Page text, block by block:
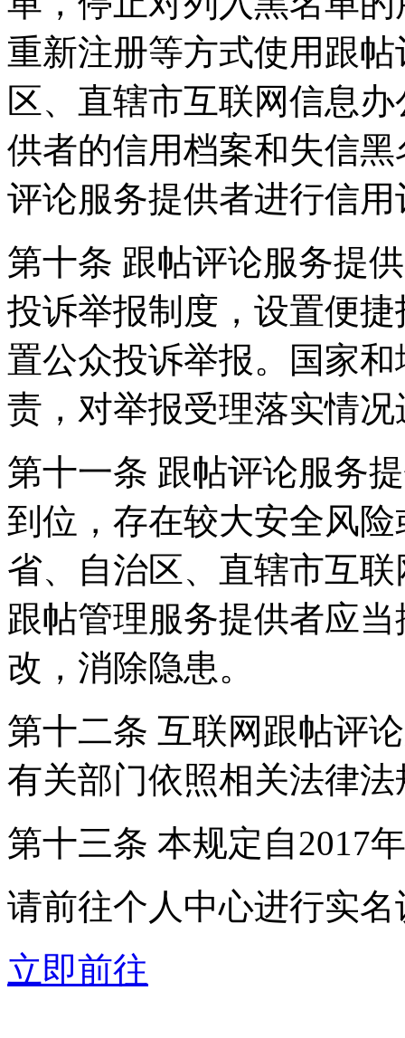
重新注册等方式使用跟
区、直辖市互联网信息
供者的信用档案和失信
评论服务提供者进行信用
第十条 跟帖评论服务提
投诉举报制度，设置便
置公众投诉举报。国家
责，对举报受理落实情
第十一条 跟帖评论服务
到位，存在较大安全风
省、自治区、直辖市互
跟帖管理服务提供者应
改，消除隐患。
第十二条 互联网跟帖评
有关部门依照相关法律
第十三条 本规定自2017
请前往个人中心进行实名
立即前往